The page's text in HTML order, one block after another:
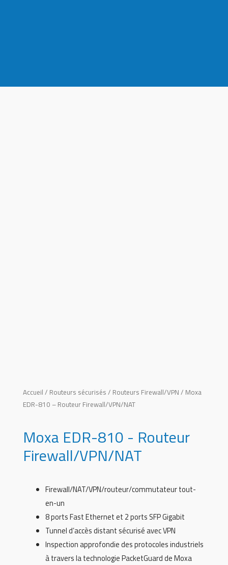
Accueil / Routeurs sécurisés / Routeurs Firewall/VPN / Moxa
EDR-810 – Routeur Firewall/VPN/NAT
Moxa EDR-810 - Routeur
Firewall/VPN/NAT
Firewall/NAT/VPN/routeur/commutateur tout-
en-un
8 ports Fast Ethernet et 2 ports SFP Gigabit
Tunnel d’accès distant sécurisé avec VPN
Inspection approfondie des protocoles industriels
à travers la technologie PacketGuard de Moxa